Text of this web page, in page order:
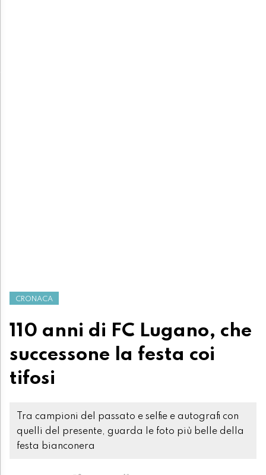
CRONACA
110 anni di FC Lugano, che
successone la festa coi
tifosi
Tra campioni del passato e selfie e autografi con
quelli del presente, guarda le foto più belle della
festa bianconera